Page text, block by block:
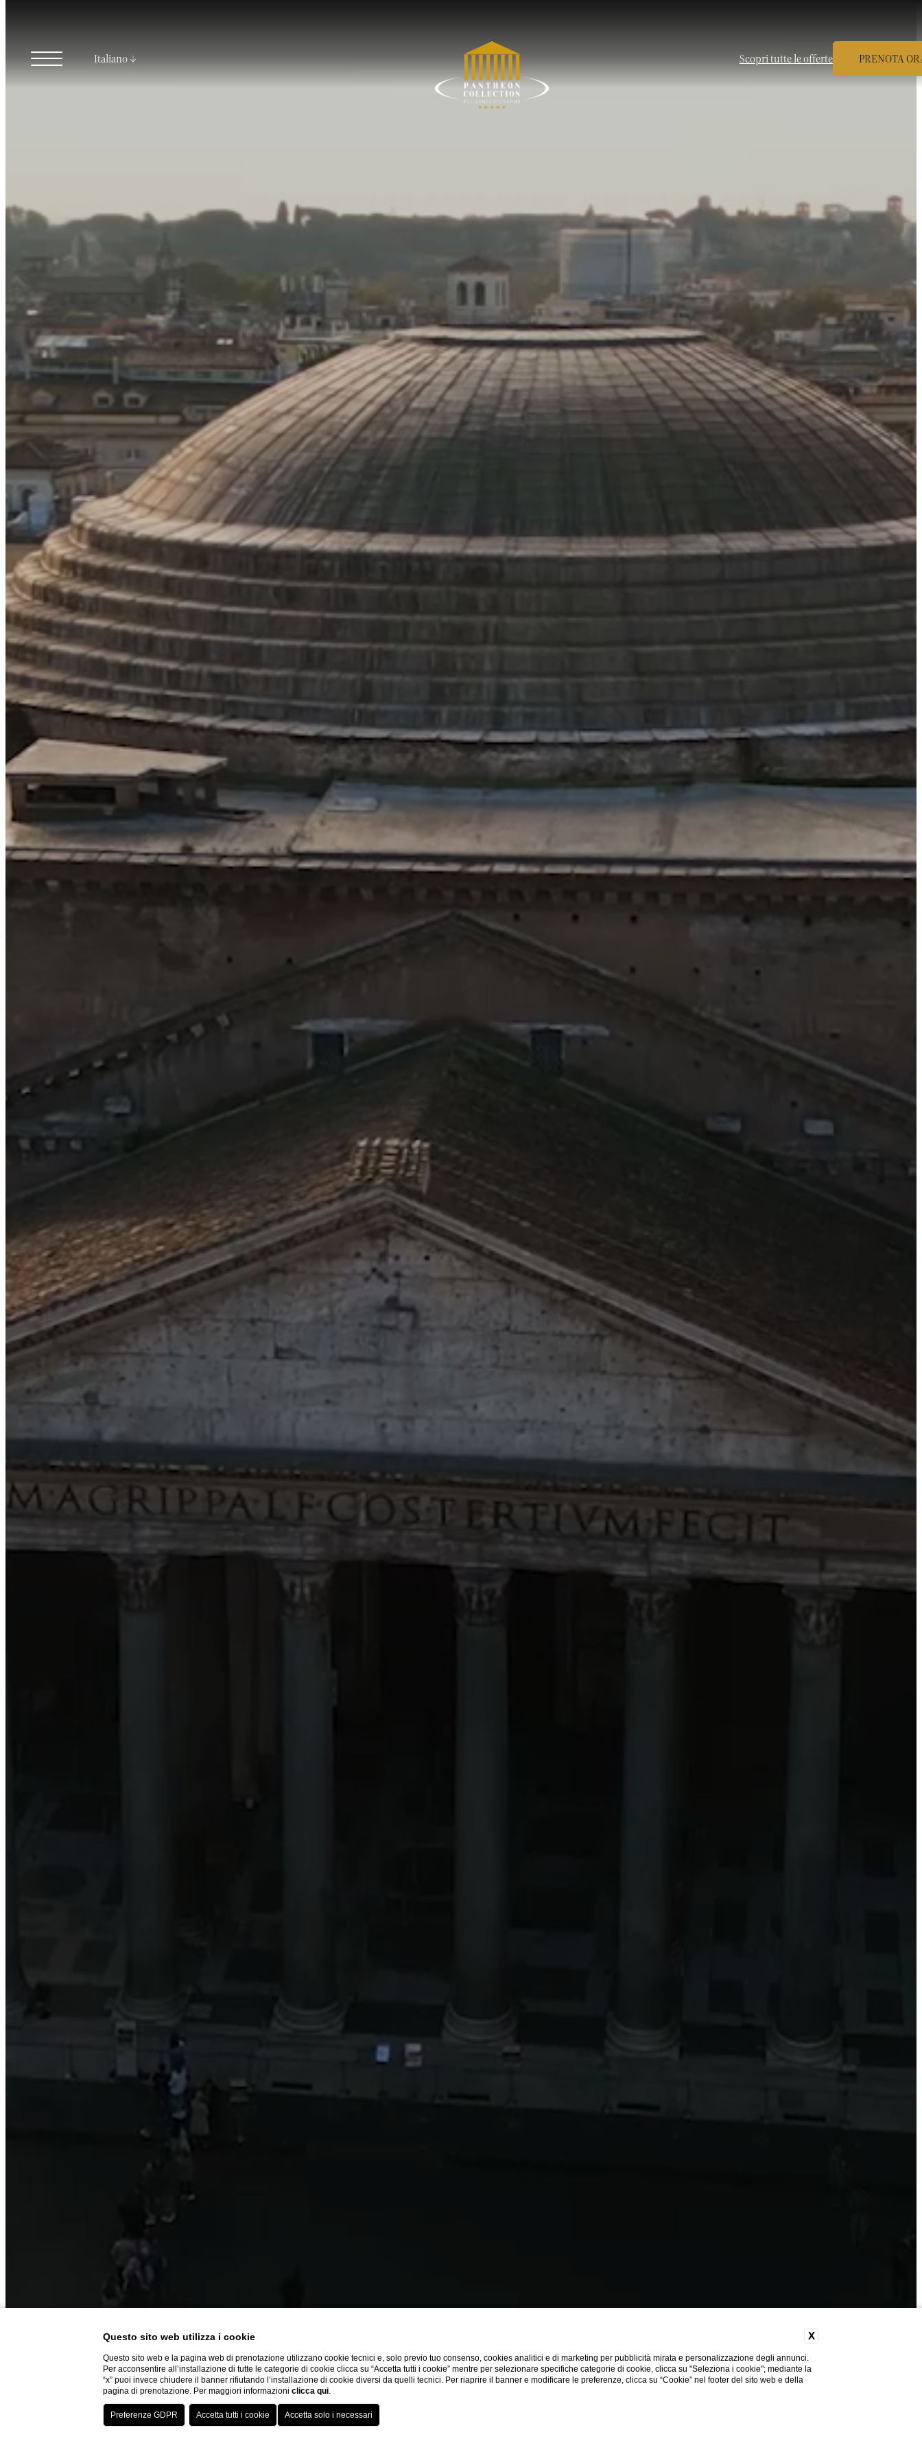
La Collection
Italiano Scopri tutte le offerte PRENOTA
X
Questo sito web utilizza i cookie
Questo sito web e la pagina web di prenotazione utilizzano cookie tecnici e, solo previo tuo consenso, cookies analitici e di marketing per pubblicità mirata e personalizzazione degli annunci.
Per acconsentire all’installazione di tutte le categorie di cookie clicca su “Accetta tutti i cookie” mentre per selezionare specifiche categorie di cookie, clicca su "Seleziona i cookie"; mediante la
“x” puoi invece chiudere il banner rifiutando l’installazione di cookie diversi da quelli tecnici. Per riaprire il banner e modificare le preferenze, clicca su “Cookie” nel footer del sito web e della
pagina di prenotazione. Per maggiori informazioniclicca qui.